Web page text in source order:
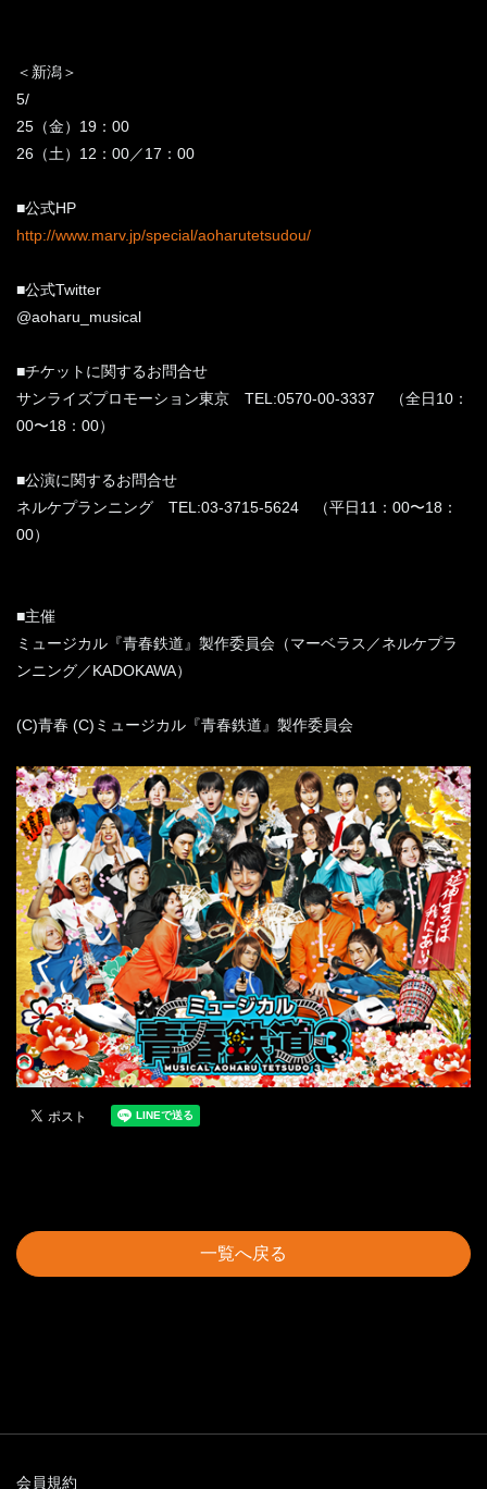
＜新潟＞
5/
25（金）19：00
26（土）12：00／17：00
■公式HP
http://www.marv.jp/special/aoharutetsudou/
■公式Twitter
@aoharu_musical
■チケットに関するお問合せ
サンライズプロモーション東京 TEL:0570-00-3337 （全日10：
00〜18：00）
■公演に関するお問合せ
ネルケプランニング TEL:03-3715-5624 （平日11：00〜18：
00）
■主催
ミュージカル『青春鉄道』製作委員会（マーベラス／ネルケプラ
ンニング／KADOKAWA）
(C)青春 (C)ミュージカル『青春鉄道』製作委員会
一覧へ戻る
会員規約